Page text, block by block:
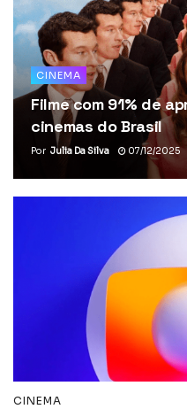
CINEMA
Filme com 91% de
cinemas do Brasil
Por Julia Da Silva 07/12/2025
CINEMA